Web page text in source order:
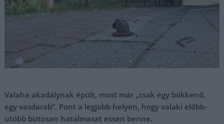
Valaha akadálynak épült, most már „csak egy bökkenő,
egy vasdarab”. Pont a legjobb helyen, hogy valaki előbb-
utóbb biztosan hatalmasat essen benne.